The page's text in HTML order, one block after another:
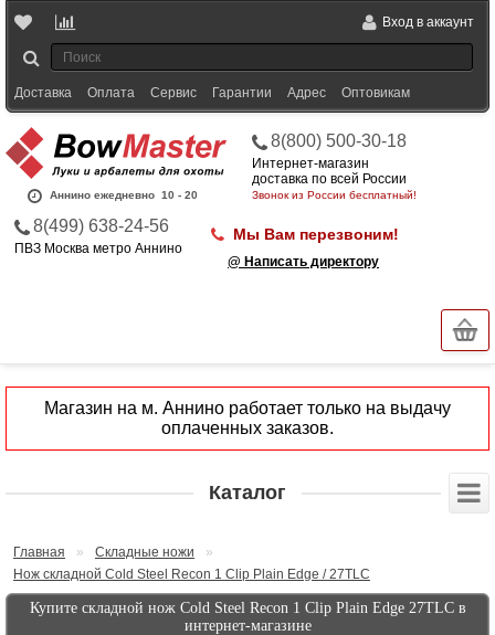
Вход в аккаунт
Доставка Оплата Сервис Гарантии Адрес Оптовикам
Аннино ежедневно 10 - 20
8(800) 500-30-18
Интернет-магазин
доставка по всей России
Звонок из России бесплатный!
8(499) 638-24-56
ПВЗ Москва метро Аннино
Мы Вам перезвоним!
@ Написать директору
Магазин на м. Аннино работает только на выдачу
оплаченных заказов.
Каталог
Главная » Складные ножи
»
Нож складной Cold Steel Recon 1 Clip Plain Edge / 27TLC
Купите складной нож Cold Steel Recon 1 Clip Plain Edge 27TLC в
интернет-магазине